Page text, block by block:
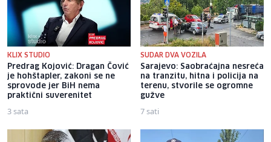
KLIX STUDIO
Predrag Kojović: Dragan Čović
je hohštapler, zakoni se ne
sprovode jer BiH nema
praktični suverenitet
3 sata
SUDAR DVA VOZILA
Sarajevo: Saobraćajna nesreća
na tranzitu, hitna i policija na
terenu, stvorile se ogromne
gužve
7 sati